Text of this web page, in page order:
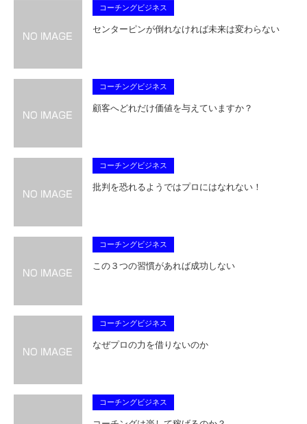
コーチングビジネス
センターピンが倒れなければ未来は変わらない
コーチングビジネス
顧客へどれだけ価値を与えていますか？
コーチングビジネス
批判を恐れるようではプロにはなれない！
コーチングビジネス
この３つの習慣があれば成功しない
コーチングビジネス
なぜプロの力を借りないのか
コーチングビジネス